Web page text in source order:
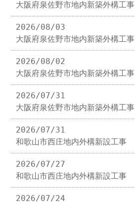
大阪府泉佐野市地内新築外構工事
2026/08/03
大阪府泉佐野市地内新築外構工事
2026/08/02
大阪府泉佐野市地内新築外構工事
2026/07/31
大阪府泉佐野市地内新築外構工事
2026/07/31
和歌山市西庄地内外構新設工事
2026/07/27
和歌山市西庄地内外構新設工事
2026/07/24